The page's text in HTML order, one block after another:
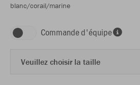
blanc/corail/marine
Commande d'équipe
Veuillez choisir la taille